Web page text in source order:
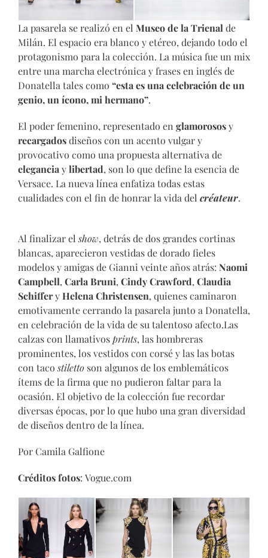
La pasarela se realizó en el Museo de la Trienal de
Milán. El espacio era blanco y etéreo, dejando todo el
protagonismo para la colección. La música fue un mix
entre una marcha electrónica y frases en inglés de
Donatella tales como “esta es una celebración de un
genio, un ícono, mi hermano”.
El poder femenino, representado en glamorososy
recargadosdiseños con un acento vulgar y
provocativo como una propuesta alternativa de
elegancia ylibertad, son lo que define la esencia de
Versace. La nueva línea enfatiza todas estas
cualidades con el fin de honrar la vida del créateur.
Al finalizar elshow, detrás de dos grandes cortinas
blancas, aparecieron vestidas de dorado fieles
modelos y amigas de Gianni veinte años atrás: Naomi
Campbell, Carla Bruni, Cindy Crawford, Claudia
SchifferyHelena Christensen, quienes caminaron
emotivamente cerrando la pasarela junto a Donatella,
en celebración de la vida de su talentoso afecto.Las
calzas con llamativosprints, las hombreras
prominentes, los vestidos con corsé y las las botas
con tacostiletto son algunos de los emblemáticos
ítems de la firma que no pudieron faltar para la
ocasión. El objetivo de la colección fue recordar
diversas épocas, por lo que hubo una gran diversidad
de diseños dentro de la línea.
Por Camila Galfione
Créditos fotos: Vogue.com